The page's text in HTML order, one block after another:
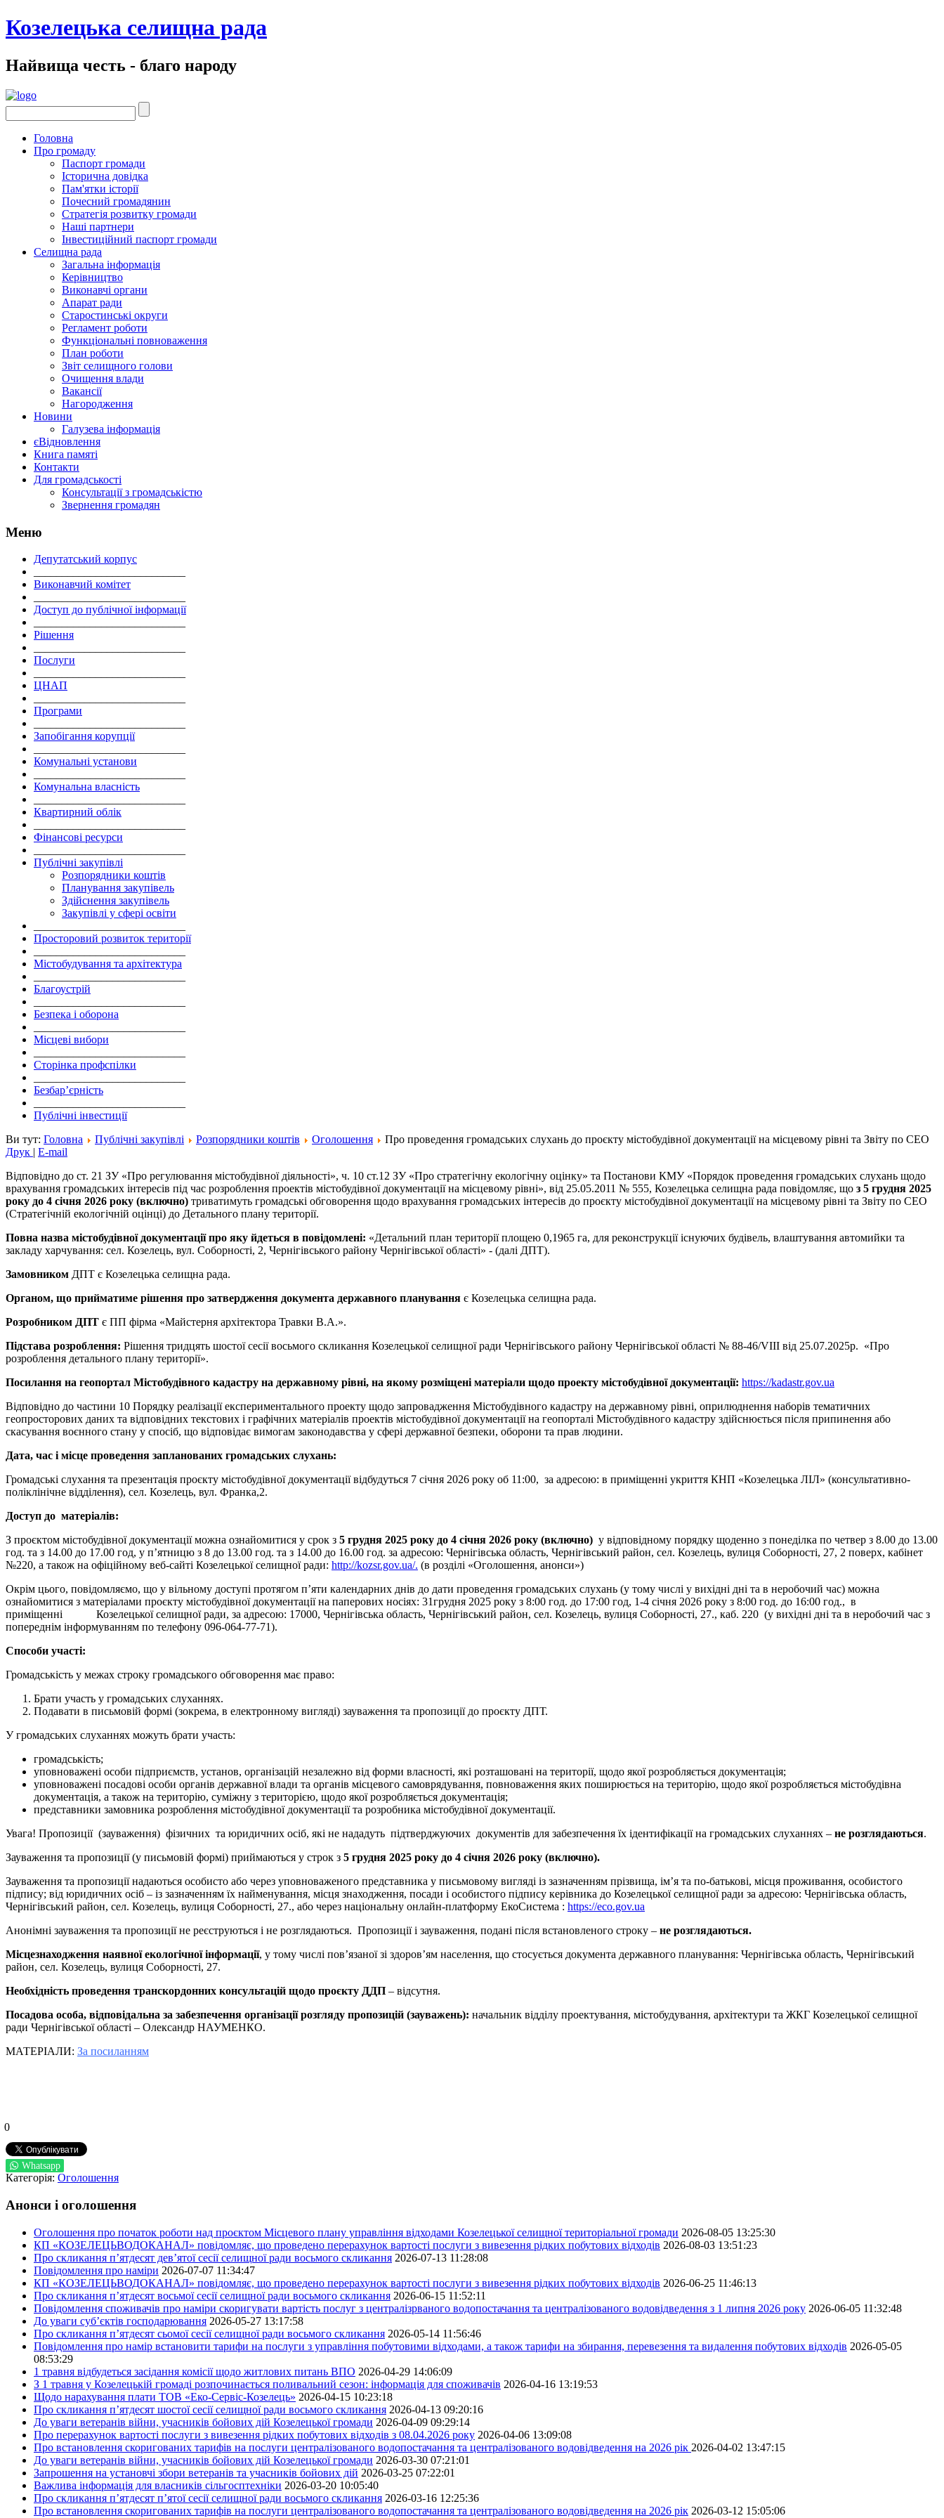
Козелецька селищна рада
Найвища честь - благо народу
Головна
Про громаду
Паспорт громади
Історична довідка
Пам'ятки історії
Почесний громадянин
Стратегія розвитку громади
Наші партнери
Інвестиційний паспорт громади
Селищна рада
Загальна інформація
Керівництво
Виконавчі органи
Апарат ради
Старостинські округи
Регламент роботи
Функціональні повноваження
План роботи
Звіт селищного голови
Очищення влади
Вакансії
Нагородження
Новини
Галузева інформація
єВідновлення
Книга памяті
Контакти
Для громадськості
Консультації з громадськістю
Звернення громадян
Меню
Депутатський корпус
Виконавчий комітет
Доступ до публічної інформації
Рішення
Послуги
ЦНАП
Програми
Запобігання корупції
Комунальні установи
Комунальна власність
Квартирний облік
Фінансові ресурси
Публічні закупівлі
Розпорядники коштів
Планування закупівель
Здійснення закупівель
Закупівлі у сфері освіти
Просторовий розвиток території
Містобудування та архітектура
Благоустрій
Безпека і оборона
Місцеві вибори
Сторінка профспілки
Безбар’єрність
Публічні інвестиції
Ви тут: Головна Публічні закупівлі Розпорядники коштів Оголошення
Про проведення громадських слухань до проєкту містобудівної документації на місцевому рівні та Звіту по СЕО
Друк | E-mail
Відповідно до ст. 21 ЗУ «Про регулювання містобудівної діяльності», ч. 10 ст.12 ЗУ «Про стратегічну екологічну оцінку» та Постанови КМУ «Порядок проведення громадських слухань щодо
врахування громадських інтересів під час розроблення проектів містобудівної документації на місцевому рівні», від 25.05.2011 № 555, Козелецька селищна рада повідомляє, що з 5 грудня 2025
року до 4 січня 2026 року (включно) триватимуть громадські обговорення щодо врахування громадських інтересів до проєкту містобудівної документації на місцевому рівні та Звіту по СЕО
(Стратегічній екологічній оцінці) до Детального плану території.
Повна назва містобудівної документації про яку йдеться в повідомлені: «Детальний план території площею 0,1965 га, для реконструкції існуючих будівель, влаштування автомийки та
закладу харчування: сел. Козелець, вул. Соборності, 2, Чернігівського району Чернігівської області» - (далі ДПТ).
Замовником ДПТ є Козелецька селищна рада.
Органом, що прийматиме рішення про затвердження документа державного планування є Козелецька селищна рада.
Розробником ДПТ є ПП фірма «Майстерня архітектора Травки В.А.».
Підстава розроблення: Рішення тридцять шостої сесії восьмого скликання Козелецької селищної ради Чернігівського району Чернігівської області № 88-46/VІІІ від 25.07.2025р. «Про
розроблення детального плану території».
Посилання на геопортал Містобудівного кадастру на державному рівні, на якому розміщені матеріали щодо проекту містобудівної документації: https://kadastr.gov.ua
Відповідно до частини 10 Порядку реалізації експериментального проекту щодо запровадження Містобудівного кадастру на державному рівні, оприлюднення наборів тематичних
геопросторових даних та відповідних текстових і графічних матеріалів проектів містобудівної документації на геопорталі Містобудівного кадастру здійснюється після припинення або
скасування воєнного стану у спосіб, що відповідає вимогам законодавства у сфері державної безпеки, оборони та прав людини.
Дата, час і місце проведення запланованих громадських слухань:
Громадські слухання та презентація проєкту містобудівної документації відбудуться 7 січня 2026 року об 11:00, за адресою: в приміщенні укриття КНП «Козелецька ЛІЛ» (консультативно-
поліклінічне відділення), сел. Козелець, вул. Франка,2.
Доступ до матеріалів:
З проєктом містобудівної документації можна ознайомитися у срок з 5 грудня 2025 року до 4 січня 2026 року (включно) у відповідному порядку щоденно з понеділка по четвер з 8.00 до 13.00
год. та з 14.00 до 17.00 год, у п’ятницю з 8 до 13.00 год. та з 14.00 до 16.00 год. за адресою: Чернігівська область, Чернігівський район, сел. Козелець, вулиця Соборності, 27, 2 поверх, кабінет
№220, а також на офіційному веб-сайті Козелецької селищної ради: http://kozsr.gov.ua/. (в розділі «Оголошення, анонси»)
Окрім цього, повідомляємо, що у вільному доступі протягом п’яти календарних днів до дати проведення громадських слухань (у тому числі у вихідні дні та в неробочий час) можна
ознайомитися з матеріалами проєкту містобудівної документації на паперових носіях: 31грудня 2025 року з 8:00 год. до 17:00 год, 1-4 січня 2026 року з 8:00 год. до 16:00 год., в
приміщенні Козелецької селищної ради, за адресою: 17000, Чернігівська область, Чернігівський район, сел. Козелець, вулиця Соборності, 27., каб. 220 (у вихідні дні та в неробочий час з
попереднім інформуванням по телефону 096-064-77-71).
Способи участі:
Громадськість у межах строку громадського обговорення має право:
Брати участь у громадських слуханнях.
Подавати в письмовій формі (зокрема, в електронному вигляді) зауваження та пропозиції до проєкту ДПТ.
У громадських слуханнях можуть брати участь:
громадськість;
уповноважені особи підприємств, установ, організацій незалежно від форми власності, які розташовані на території, щодо якої розробляється документація;
уповноважені посадові особи органів державної влади та органів місцевого самоврядування, повноваження яких поширюється на територію, щодо якої розробляється містобудівна
документація, а також на територію, суміжну з територією, щодо якої розробляється документація;
представники замовника розроблення містобудівної документації та розробника містобудівної документації.
Увага! Пропозиції (зауваження) фізичних та юридичних осіб, які не нададуть підтверджуючих документів для забезпечення їх ідентифікації на громадських слуханнях – не розглядаються.
Зауваження та пропозиції (у письмовій формі) приймаються у строк з 5 грудня 2025 року до 4 січня 2026 року (включно).
Зауваження та пропозиції надаються особисто або через уповноваженого представника у письмовому вигляді із зазначенням прізвища, ім’я та по-батькові, місця проживання, особистого
підпису; від юридичних осіб – із зазначенням їх найменування, місця знаходження, посади і особистого підпису керівника до Козелецької селищної ради за адресою: Чернігівська область,
Чернігівський район, сел. Козелець, вулиця Соборності, 27., або через національну онлайн-платформу ЕкоСистема : https://eco.gov.ua
Анонімні зауваження та пропозиції не реєструються і не розглядаються. Пропозиції і зауваження, подані після встановленого строку – не розглядаються.
Місцезнаходження наявної екологічної інформації, у тому числі пов’язаної зі здоров’ям населення, що стосується документа державного планування: Чернігівська область, Чернігівський
район, сел. Козелець, вулиця Соборності, 27.
Необхідність проведення транскордонних консультацій щодо проєкту ДДП – відсутня.
Посадова особа, відповідальна за забезпечення організації розгляду пропозицій (зауважень): начальник відділу проектування, містобудування, архітектури та ЖКГ Козелецької селищної
ради Чернігівської області – Олександр НАУМЕНКО.
МАТЕРІАЛИ: За посиланням
0
Whatsapp
Категорія: Оголошення
Анонси і оголошення
Оголошення про початок роботи над проєктом Місцевого плану управління відходами Козелецької селищної територіальної громади 2026-08-05 13:25:30
КП «КОЗЕЛЕЦЬВОДОКАНАЛ» повідомляє, що проведено перерахунок вартості послуги з вивезення рідких побутових відходів 2026-08-03 13:51:23
Про скликання п’ятдесят дев’ятої сесії селищної ради восьмого скликання 2026-07-13 11:28:08
Повідомлення про наміри 2026-07-07 11:34:47
КП «КОЗЕЛЕЦЬВОДОКАНАЛ» повідомляє, що проведено перерахунок вартості послуги з вивезення рідких побутових відходів 2026-06-25 11:46:13
Про скликання п’ятдесят восьмої сесії селищної ради восьмого скликання 2026-06-15 11:52:11
Повідомлення споживачів про наміри скоригувати вартість послуг з централізрваного водопостачання та централізованого водовідведення з 1 липня 2026 року 2026-06-05 11:32:48
До уваги суб’єктів господарювання 2026-05-27 13:17:58
Про скликання п’ятдесят сьомої сесії селищної ради восьмого скликання 2026-05-14 11:56:46
Повідомлення про намір встановити тарифи на послуги з управління побутовими відходами, а також тарифи на збирання, перевезення та видалення побутових відходів 2026-05-05
08:53:29
1 травня відбудеться засідання комісії щодо житлових питань ВПО 2026-04-29 14:06:09
З 1 травня у Козелецькій громаді розпочинається поливальний сезон: інформація для споживачів 2026-04-16 13:19:53
Щодо нарахування плати ТОВ «Еко-Сервіс-Козелець» 2026-04-15 10:23:18
Про скликання п’ятдесят шостої сесії селищної ради восьмого скликання 2026-04-13 09:20:16
До уваги ветеранів війни, учасників бойових дій Козелецької громади 2026-04-09 09:29:14
Про перерахунок вартості послуги з вивезення рідких побутових відходів з 08.04.2026 року 2026-04-06 13:09:08
Про встановлення скоригованих тарифів на послуги централізованого водопостачання та централізованого водовідведення на 2026 рік 2026-04-02 13:47:15
До уваги ветеранів війни, учасників бойових дій Козелецької громади 2026-03-30 07:21:01
Запрошення на установчі збори ветеранів та учасників бойових дій 2026-03-25 07:22:01
Важлива інформація для власників сільгосптехніки 2026-03-20 10:05:40
Про скликання п’ятдесят п’ятої сесії селищної ради восьмого скликання 2026-03-16 12:25:36
Про встановлення скоригованих тарифів на послуги централізованого водопостачання та централізованого водовідведення на 2026 рік 2026-03-12 15:05:06